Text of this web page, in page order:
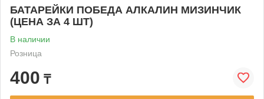
БАТАРЕЙКИ ПОБЕДА АЛКАЛИН МИЗИНЧИК
(ЦЕНА ЗА 4 ШТ)
В наличии
Розница
400 ₸